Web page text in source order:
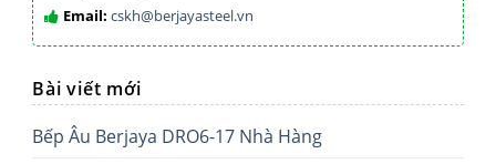
Email: cskh@berjayasteel.vn
Bài viết mới
Bếp Âu Berjaya DRO6-17 Nhà Hàng